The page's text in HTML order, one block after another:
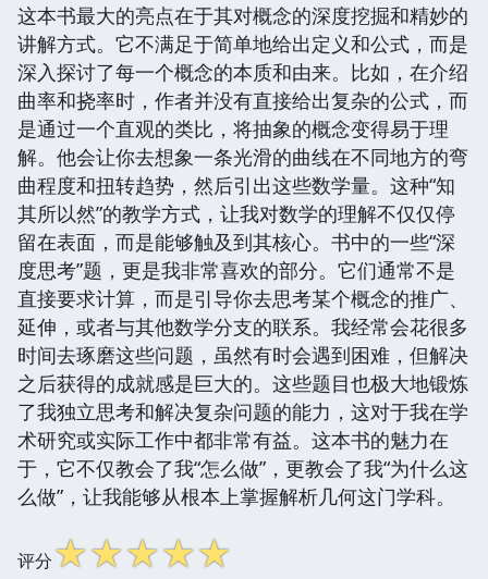
这本书最大的亮点在于其对概念的深度挖掘和精妙的
讲解方式。它不满足于简单地给出定义和公式，而是
深入探讨了每一个概念的本质和由来。比如，在介绍
曲率和挠率时，作者并没有直接给出复杂的公式，而
是通过一个直观的类比，将抽象的概念变得易于理
解。他会让你去想象一条光滑的曲线在不同地方的弯
曲程度和扭转趋势，然后引出这些数学量。这种“知
其所以然”的教学方式，让我对数学的理解不仅仅停
留在表面，而是能够触及到其核心。书中的一些“深
度思考”题，更是我非常喜欢的部分。它们通常不是
直接要求计算，而是引导你去思考某个概念的推广、
延伸，或者与其他数学分支的联系。我经常会花很多
时间去琢磨这些问题，虽然有时会遇到困难，但解决
之后获得的成就感是巨大的。这些题目也极大地锻炼
了我独立思考和解决复杂问题的能力，这对于我在学
术研究或实际工作中都非常有益。这本书的魅力在
于，它不仅教会了我“怎么做”，更教会了我“为什么这
么做”，让我能够从根本上掌握解析几何这门学科。
评分☆☆☆☆☆